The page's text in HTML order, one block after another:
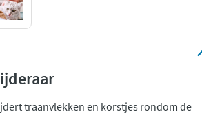
traanvlekken en korstjes rondom de